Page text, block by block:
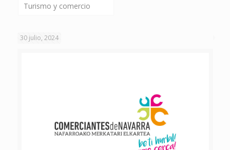
Turismo y comercio
30 julio, 2024